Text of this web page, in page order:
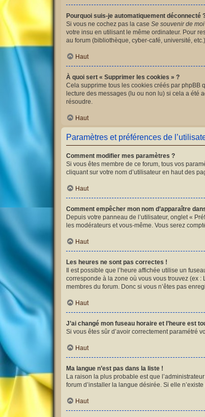
Pourquoi suis-je automatiquement déconnecté
Si vous ne cochez pas la case Se souvenir de moi
votre insu en utilisant le même ordinateur. Pour
au forum (bibliothèque, cyber-café, université,
Haut
À quoi sert « Supprimer les cookies » ?
Cela supprime tous les cookies créés par phpBB
lecture des messages (lu ou non lu) si cela a été
résoudre.
Haut
Paramètres et préférences de
Comment modifier mes paramètres ?
Si vous êtes membre de ce forum, tous vos
cliquant sur votre nom d’utilisateur en haut des
Haut
Comment empêcher mon nom d’apparaître
Depuis votre panneau de l’utilisateur, onglet «
les modérateurs et vous-même. Vous serez
Haut
Les heures ne sont pas correctes !
Il est possible que l’heure affichée utilise un
corresponde à la zone où vous vous trouvez (ex :
membres du forum. Donc si vous n’êtes pas
Haut
J’ai changé mon fuseau horaire et l’heure est
Si vous êtes sûr d’avoir correctement paramétré
Haut
Ma langue n’est pas dans la liste !
La raison la plus probable est que
forum d’installer la langue désirée. Si elle
Haut